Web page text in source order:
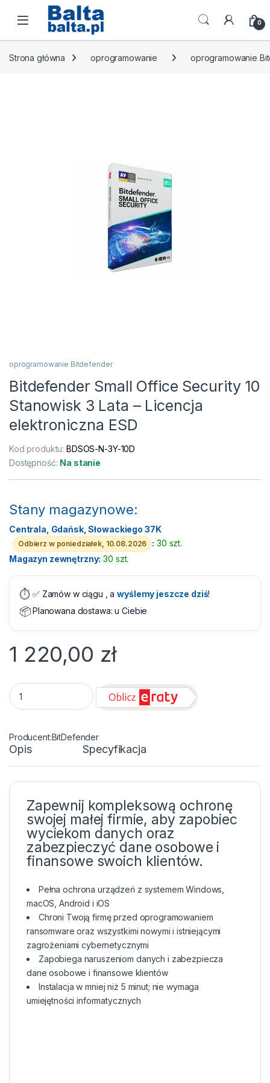
Skip to navigation
Skip to content
Open 0
Strona główna oprogramowanie oprogramowanie
oprogramowanie Bitdefender
Bitdefender Small Office Security 10
Stanowisk 3 Lata – Licencja
elektroniczna ESD
Kod produktu:BDSOS-N-3Y-10D
Dostępność: Na stanie
Stany magazynowe:
Centrala, Gdańsk, Słowackiego 37K
Odbierz w poniedziałek, 10.08.2026 : 30 szt.
Magazyn zewnętrzny: 30 szt.
⏱️ ✅ Zamów w ciągu , awyślemy jeszcze dziś!
📦Planowana dostawa:u Ciebie
1 220,00 zł
Bitdefender Small Office Security 10 Stanowisk 3 Lata -
BitDefender
Opis Specyfikacja
Zapewnij kompleksową ochronę
swojej małej firmie, aby zapobiec
wyciekom danych oraz
zabezpieczyć dane osobowe i
finansowe swoich klientów.
Pełna ochrona urządzeń z systemem Windows,
macOS, Android i iOS
Chroni Twoją firmę przed oprogramowaniem
ransomware oraz wszystkimi nowymi i istniejącymi
zagrożeniami cybernetycznymi
Zapobiega naruszeniom danych i zabezpiecza
dane osobowe i finansowe klientów
Instalacja w mniej niż 5 minut; nie wymaga
umiejętności informatycznych